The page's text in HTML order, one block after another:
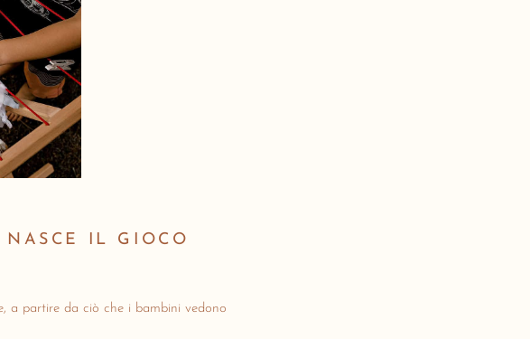
IL GIOCO
a partire da ciò che i bambini vedono